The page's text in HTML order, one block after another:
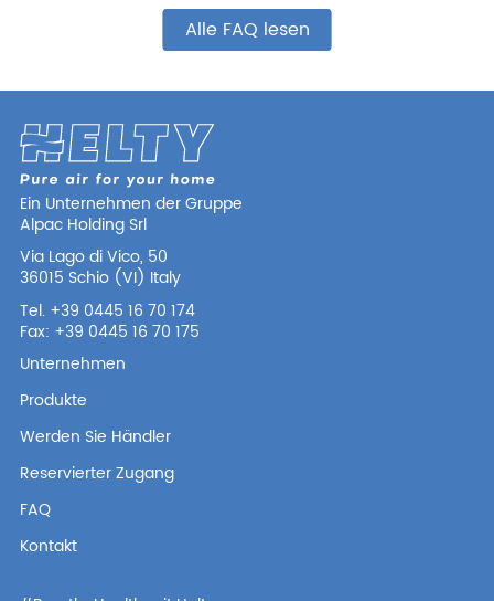
Alle FAQ lesen
Ein Unternehmen der Gruppe
Alpac Holding Srl
Via Lago di Vico, 50
36015 Schio (VI) Italy
Tel. +39 0445 16 70 174
Fax: +39 0445 16 70 175
Unternehmen
Produkte
Werden Sie Händler
Reservierter Zugang
FAQ
Kontakt